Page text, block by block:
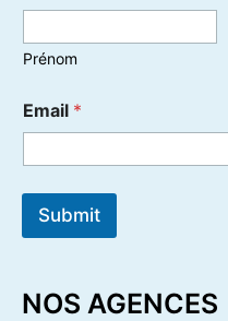
Prénom
Email *
Submit
NOS AGENCES